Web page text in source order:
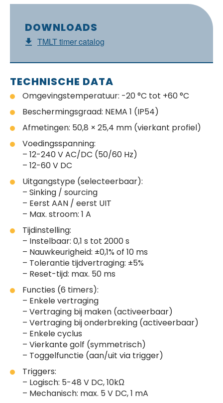
DOWNLOADS
TMLT timer catalog
TECHNISCHE DATA
Omgevingstemperatuur: -20 °C tot +60 °C
Beschermingsgraad: NEMA 1 (IP54)
Afmetingen: 50,8 × 25,4 mm (vierkant profiel)
Voedingsspanning:
– 12-240 V AC/DC (50/60 Hz)
– 12-60 V DC
Uitgangstype (selecteerbaar):
– Sinking / sourcing
– Eerst AAN / eerst UIT
– Max. stroom: 1 A
Tijdinstelling:
– Instelbaar: 0,1 s tot 2000 s
– Nauwkeurigheid: ±0,1% of 10 ms
– Tolerantie tijdvertraging: ±5%
– Reset-tijd: max. 50 ms
Functies (6 timers):
– Enkele vertraging
– Vertraging bij maken (activeerbaar)
– Vertraging bij onderbreking (activeerbaar)
– Enkele cyclus
– Vierkante golf (symmetrisch)
– Toggelfunctie (aan/uit via trigger)
Triggers:
– Logisch: 5-48 V DC, 10kΩ
– Mechanisch: max. 5 V DC, 1 mA